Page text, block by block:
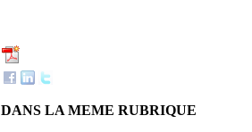
DANS LA MEME RUBRIQUE